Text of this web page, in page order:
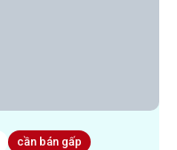
cần bán gấp